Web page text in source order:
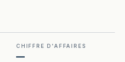
CHIFFRE D'AFFAIRES
—